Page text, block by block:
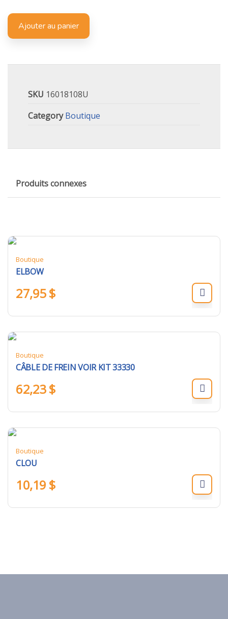
Ajouter au panier
SKU 16018108U
Category Boutique
Produits connexes
Boutique
ELBOW
27,95$
Boutique
CÂBLE DE FREIN VOIR KIT 33330
62,23$
Boutique
CLOU
10,19 $